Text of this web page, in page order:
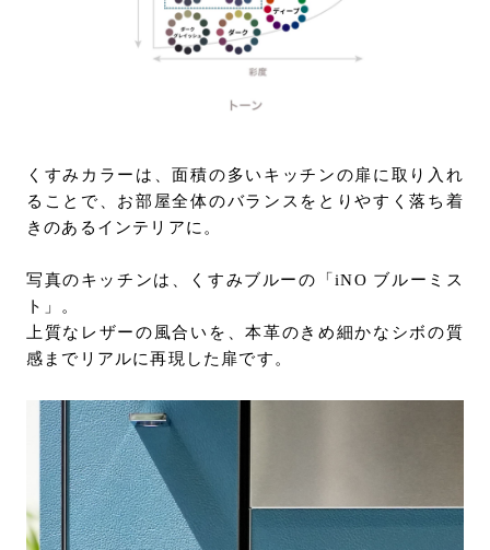
くすみカラーは、面積の多いキッチンの扉に取り入れ
ることで、お部屋全体のバランスをとりやすく落ち着
きのあるインテリアに。
写真のキッチンは、くすみブルーの「iNO ブルーミス
ト」。
上質なレザーの風合いを、本革のきめ細かなシボの質
感までリアルに再現した扉です。